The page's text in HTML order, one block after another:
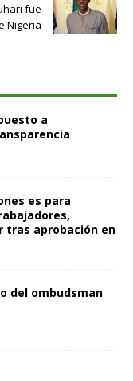
fue
Nigeria
a
es para
tras aprobación en
del ombudsman